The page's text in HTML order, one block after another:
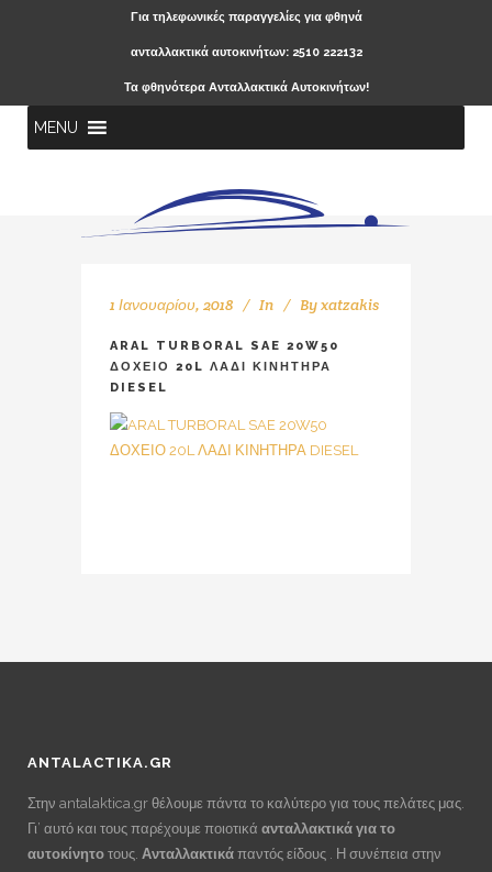
Για τηλεφωνικές παραγγελίες για φθηνά
ανταλλακτικά αυτοκινήτων: 2510 222132
Τα φθηνότερα Ανταλλακτικά Αυτοκινήτων!
MENU
1 Ιανουαρίου, 2018 In Byxatzakis
ARAL TURBORAL SAE 20W50
ΔΟΧΕΙΟ 20L ΛΑΔΙ ΚΙΝΗΤΗΡΑ
DIESEL
ANTALACTIKA.GR
Στην antalaktica.gr θέλουμε πάντα το καλύτερο για τους πελάτες μας.
Γι’ αυτό και τους παρέχουμε ποιοτικά ανταλλακτικά για το
αυτοκίνητο τους. Ανταλλακτικά παντός είδους . Η συνέπεια στην